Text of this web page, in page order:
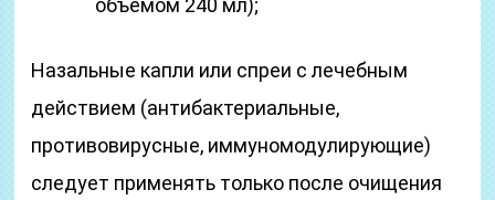
объемом 240 мл);
Назальные капли или спреи с лечебным
действием (антибактериальные,
противовирусные, иммуномодулирующие)
следует применять только после очищения